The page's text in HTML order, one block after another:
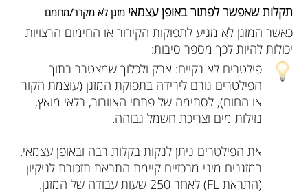
תקלות שאפשר לפתור באופן עצמאי מזגן לא מקרר/מחמם
כאשר המזגן לא מגיע לתפוקות הקירור או החימום הרצויות
יכולות להיות לכך מספר סיבות:
פילטרים לא נקיים: אבק ולכלוך שמצטבר בתוך
הפילטרים גורם לירידה בתפוקת המזגן (עוצמת הקור
או החום), לסתימה של פתחי האוורור, בלאי מואץ,
נזילות מים וצריכת חשמל גבוהה.
את הפילטרים ניתן לנקות בקלות רבה ובאופן עצמאי.
במזגנים מיני מרכזיים קיימת התראת תזכורת לניקיון
(התראת FL) לאחר 250 שעות עבודה של המזגן.